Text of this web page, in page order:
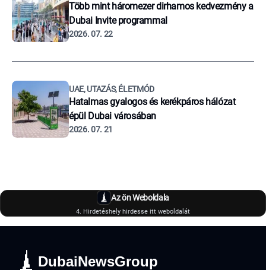
Több mint háromezer dirhamos kedvezmény a
Dubai Invite programmal
2026. 07. 22
UAE, UTAZÁS, ÉLETMÓD
Hatalmas gyalogos és kerékpáros hálózat
épül Dubai városában
2026. 07. 21
Az ön Weboldala
4. Hirdetéshely hirdesse itt weboldalát
DubaiNewsGroup